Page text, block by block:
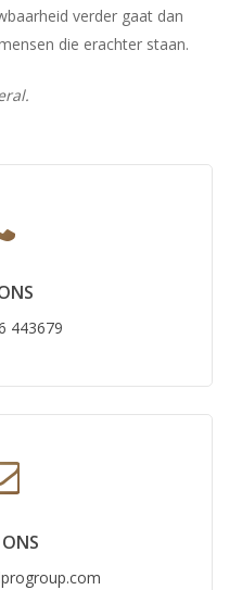
verder gaat dan
die erachter staan.
443679